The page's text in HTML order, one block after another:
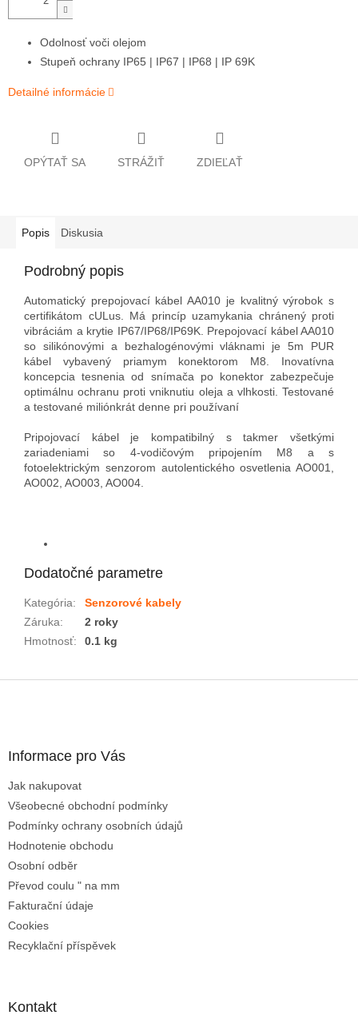
Odolnosť voči olejom
Stupeň ochrany IP65 | IP67 | IP68 | IP 69K
Detailné informácie
OPÝTAŤ SA STRÁŽIŤ ZDIEĽAŤ
Popis Diskusia
Podrobný popis
Automatický prepojovací kábel AA010 je kvalitný výrobok s
certifikátom cULus. Má princíp uzamykania chránený proti
vibráciám a krytie IP67/IP68/IP69K. Prepojovací kábel AA010
so silikónovými a bezhalogénovými vláknami je 5m PUR
kábel vybavený priamym konektorom M8. Inovatívna
koncepcia tesnenia od snímača po konektor zabezpečuje
optimálnu ochranu proti vniknutiu oleja a vlhkosti. Testované
a testované miliónkrát denne pri používaní
Pripojovací kábel je kompatibilný s takmer všetkými
zariadeniami so 4-vodičovým pripojením M8 a s
fotoelektrickým senzorom autolentického osvetlenia AO001,
AO002, AO003, AO004.
Dodatočné parametre
Kategória:
Senzorové kabely
Záruka:
2 roky
Hmotnosť: 0.1 kg
Informace pro Vás
Jak nakupovat
Všeobecné obchodní podmínky
Podmínky ochrany osobních údajů
Hodnotenie obchodu
Osobní odběr
Převod coulu " na mm
Fakturační údaje
Cookies
Recyklační příspěvek
Kontakt